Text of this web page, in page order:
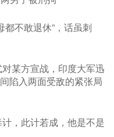
都不敢退休”，话虽刺
某方宣战，印度大军迅
陷入两面受敌的紧张局
，此计若成，他是不是